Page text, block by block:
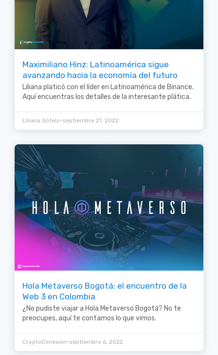
Maximiliano Hinz: Latinoamérica sigue
avanzando hacia la economía del futuro
Liliana platicó con el líder en Latinoamérica de Binance.
Aquí encuentras los detalles de la interesante plática.
Liliana Sotelo•septiembre 21, 2022
Hola Metaverso Bogotá: el encuentro de la
Web 3 en Colombia
¿No pudiste viajar a Hola Metaverso Bogotá? No te
preocupes, aquí te contamos lo que vimos.
CryptoConexión•septiembre 6, 2022